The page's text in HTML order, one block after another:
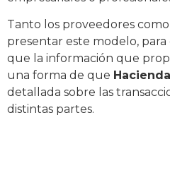
Tanto los proveedores
presentar este modelo,
que la información que
una forma de que Hacienda
detallada sobre las
distintas partes.